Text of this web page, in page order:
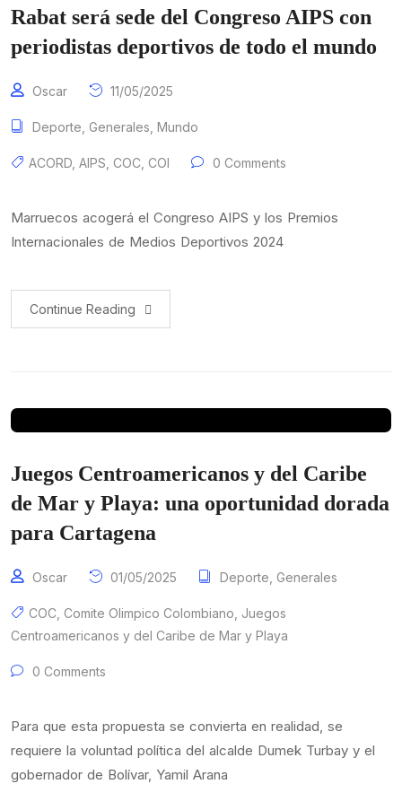
Rabat será sede del Congreso AIPS con
periodistas deportivos de todo el mundo
Oscar 11/05/2025
Deporte Generales Mundo
ACORD AIPS COC COI 0 Comments
Marruecos acogerá el Congreso AIPS y los Premios
Internacionales de Medios Deportivos 2024
Continue Reading
Juegos Centroamericanos y del Caribe
de Mar y Playa: una oportunidad dorada
para Cartagena
Oscar 01/05/2025 Deporte Generales
COC Comite Olimpico Colombiano Juegos
Centroamericanos y del Caribe de Mar y Playa
0 Comments
Para que esta propuesta se convierta en realidad, se
requiere la voluntad política del alcalde Dumek Turbay y el
gobernador de Bolívar, Yamil Arana